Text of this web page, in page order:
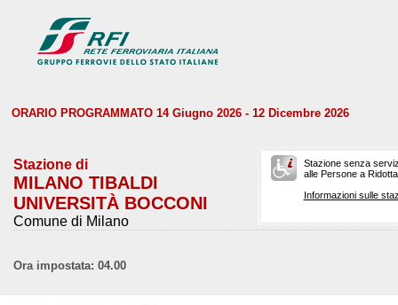
ORARIO PROGRAMMATO 14 Giugno 2026 - 12 Dicembre 2026
Stazione di
MILANO TIBALDI
UNIVERSITÀ BOCCONI
Comune di Milano
Stazione senza
alle Persone a
Informazioni sulle
Ora impostata: 04.00